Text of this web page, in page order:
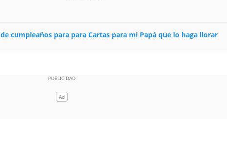
cumpleaños para para Cartas para mi Papá que lo haga llorar